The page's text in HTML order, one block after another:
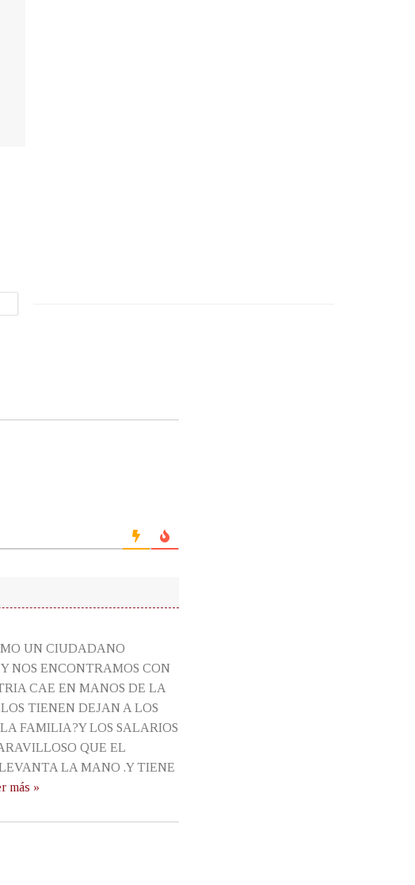
UN CIUDADANO
NOS ENCONTRAMOS CON
CAE EN MANOS DE LA
TIENEN DEJAN A LOS
FAMILIA?Y LOS SALARIOS
QUE EL
LA MANO .Y TIENE
más »